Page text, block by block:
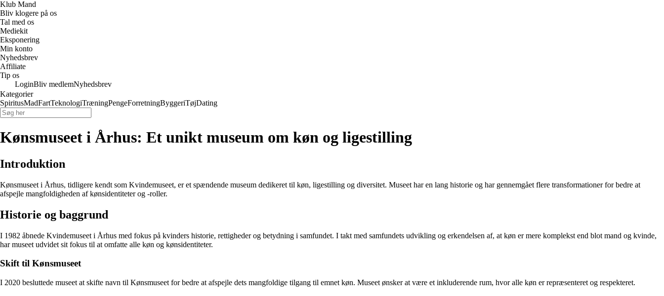
Klub Mand
Bliv klogere på os
Tal med os
Mediekit
Eksponering
Min konto
Nyhedsbrev
Affiliate
Tip os
LoginBliv medlemNyhedsbrev
Kategorier
SpiritusMadFartTeknologiTræningPengeForretningByggeriTøjDating
Kønsmuseet i Århus: Et unikt museum om køn og ligestilling
Introduktion
Kønsmuseet i Århus, tidligere kendt som Kvindemuseet, er et spændende museum dedikeret til køn, ligestilling og diversitet. Museet har en lang historie og har gennemgået flere transformationer for bedre at
afspejle mangfoldigheden af kønsidentiteter og -roller.
Historie og baggrund
I 1982 åbnede Kvindemuseet i Århus med fokus på kvinders historie, rettigheder og betydning i samfundet. I takt med samfundets udvikling og erkendelsen af, at køn er mere komplekst end blot mand og kvinde,
har museet udvidet sit fokus til at omfatte alle køn og kønsidentiteter.
Skift til Kønsmuseet
I 2020 besluttede museet at skifte navn til Kønsmuseet for bedre at afspejle dets mangfoldige tilgang til emnet køn. Museet ønsker at være et inkluderende rum, hvor alle køn er repræsenteret og respekteret.